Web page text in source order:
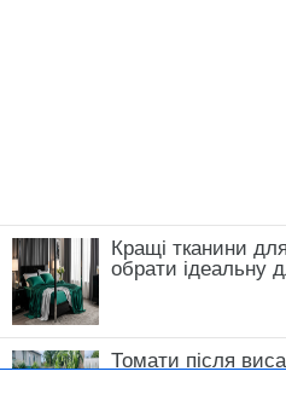
Кращі тканини
обрати ідеальну
Томати після